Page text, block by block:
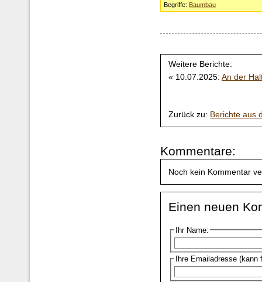
Begriffe: Baumbau
Weitere Berichte:
« 10.07.2025: An der
Zurück zu: Berichte aus
Kommentare:
Noch kein Kommentar
Einen neuen
Ihr Name:
Ihre Emailadresse (kann